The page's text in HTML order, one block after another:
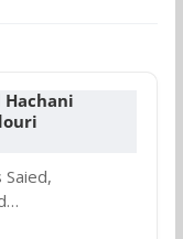
Hachani